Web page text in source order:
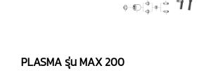
PLASMA รุ่น MAX 200